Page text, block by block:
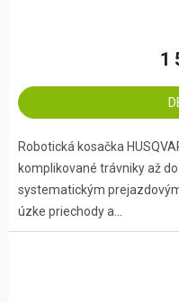
1
Robotická kosačka
komplikované trávniky až
systematickým
úzke priechody a...